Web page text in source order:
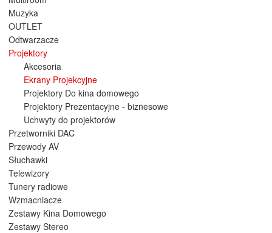
Muzyka
OUTLET
Odtwarzacze
Projektory
Akcesoria
Ekrany Projekcyjne
Projektory Do kina domowego
Projektory Prezentacyjne - biznesowe
Uchwyty do projektorów
Przetworniki DAC
Przewody AV
Słuchawki
Telewizory
Tunery radiowe
Wzmacniacze
Zestawy Kina Domowego
Zestawy Stereo